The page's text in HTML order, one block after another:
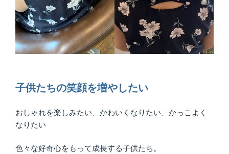
子供たちの笑顔を増やしたい
おしゃれを楽しみたい、かわいくなりたい、かっこよく
なりたい
色々な好奇心をもって成長する子供たち。